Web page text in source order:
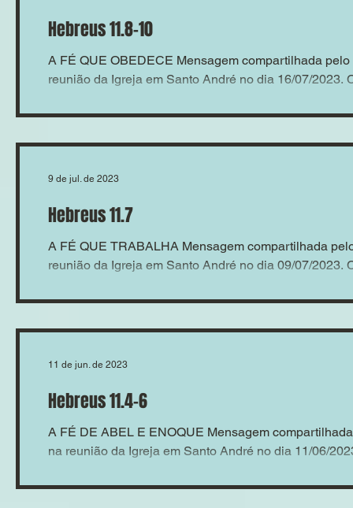
Hebreus 11.8-10
A FÉ QUE OBEDECE Mensagem compartilhada
reunião da Igreja em Santo André no dia 16/07/2023.
Hebreus 11.7
A FÉ QUE TRABALHA Mensagem compartilhada
reunião da Igreja em Santo André no dia 09/07/2023.
9 de jul. de 2023
Hebreus 11.4-6
A FÉ DE ABEL E ENOQUE Mensagem
na reunião da Igreja em Santo André no dia 11/06/
11 de jun. de 2023